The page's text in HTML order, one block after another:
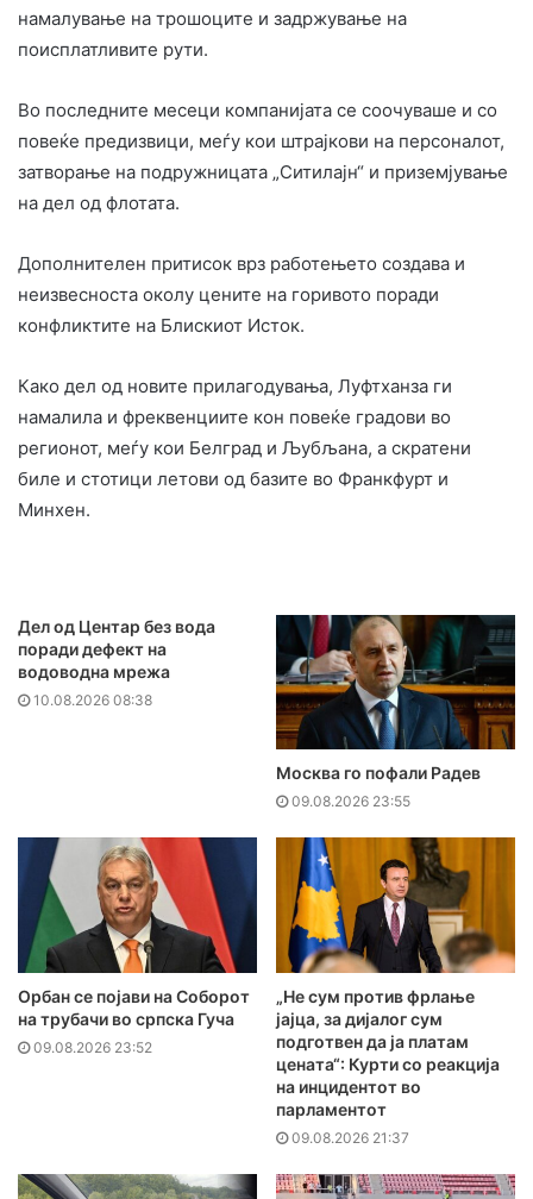
намалување на трошоците и задржување на
поисплатливите рути.
Во последните месеци компанијата се соочуваше и со
повеќе предизвици, меѓу кои штрајкови на персоналот,
затворање на подружницата „Ситилајн“ и приземјување
на дел од флотата.
Дополнителен притисок врз работењето создава и
неизвесноста околу цените на горивото поради
конфликтите на Блискиот Исток.
Како дел од новите прилагодувања, Луфтханза ги
намалила и фреквенциите кон повеќе градови во
регионот, меѓу кои Белград и Љубљана, а скратени
биле и стотици летови од базите во Франкфурт и
Минхен.
Дел од Центар без вода
поради дефект на
водоводна мрежа
10.08.2026 08:38
Москва го пофали Радев
09.08.2026 23:55
Орбан се појави на Соборот
на трубачи во српска Гуча
09.08.2026 23:52
„Не сум против фрлање
јајца, за дијалог сум
подготвен да ја платам
цената“: Курти со реакција
на инцидентот во
парламентот
09.08.2026 21:37